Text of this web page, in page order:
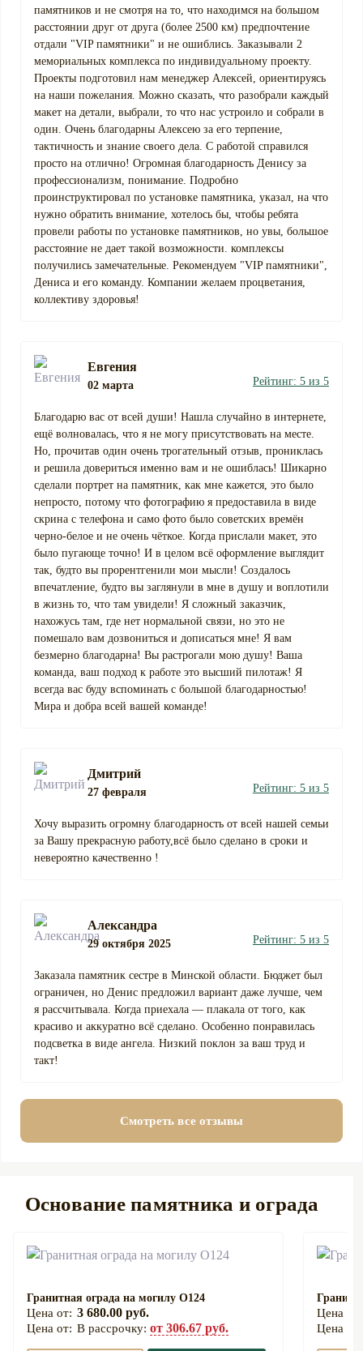
памятников и не смотря на то, что находимся на большом
расстоянии друг от друга (более 2500 км) предпочтение
отдали "VIP памятники" и не ошиблись. Заказывали 2
мемориальных комплекса по индивидуальному проекту.
Проекты подготовил нам менеджер Алексей, ориентируясь
на наши пожелания. Можно сказать, что разобрали каждый
макет на детали, выбрали, то что нас устроило и собрали в
один. Очень благодарны Алексею за его терпение,
тактичность и знание своего дела. С работой справился
просто на отлично! Огромная благодарность Денису за
профессионализм, понимание. Подробно
проинструктировал по установке памятника, указал, на что
нужно обратить внимание, хотелось бы, чтобы ребята
провели работы по установке памятников, но увы, большое
расстояние не дает такой возможности. комплексы
получились замечательные. Рекомендуем "VIP памятники",
Дениса и его команду. Компании желаем процветания,
коллективу здоровья!
Евгения
02 марта Рейтинг: 5 из 5
Благодарю вас от всей души! Нашла случайно в интернете,
ещё волновалась, что я не могу присутствовать на месте.
Но, прочитав один очень трогательный отзыв, прониклась
и решила довериться именно вам и не ошиблась! Шикарно
сделали портрет на памятник, как мне кажется, это было
непросто, потому что фотографию я предоставила в виде
скрина с телефона и само фото было советских времён
черно-белое и не очень чёткое. Когда прислали макет, это
было пугающе точно! И в целом всё оформление выглядит
так, будто вы прорентгенили мои мысли! Создалось
впечатление, будто вы заглянули в мне в душу и воплотили
в жизнь то, что там увидели! Я сложный заказчик,
нахожусь там, где нет нормальной связи, но это не
помешало вам дозвониться и дописаться мне! Я вам
безмерно благодарна! Вы растрогали мою душу! Ваша
команда, ваш подход к работе это высший пилотаж! Я
всегда вас буду вспоминать с большой благодарностью!
Мира и добра всей вашей команде!
Дмитрий
27 февраля Рейтинг: 5 из 5
Хочу выразить огромну благодарность от всей нашей семьи
за Вашу прекрасную работу,всё было сделано в сроки и
невероятно качественно !
Александра
29 октября 2025 Рейтинг: 5 из 5
Заказала памятник сестре в Минской области. Бюджет был
ограничен, но Денис предложил вариант даже лучше, чем
я рассчитывала. Когда приехала — плакала от того, как
красиво и аккуратно всё сделано. Особенно понравилась
подсветка в виде ангела. Низкий поклон за ваш труд и
такт!
Смотреть все отзывы
Основание памятника и ограда
Гранитная ограда на могилу О124
3 680.00 руб.
В рассрочку: от 306.67 руб.